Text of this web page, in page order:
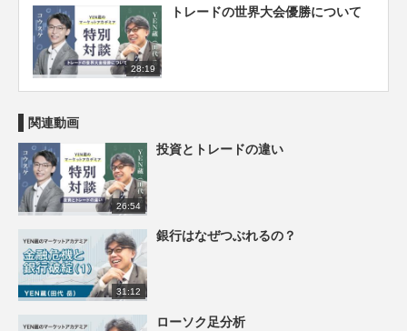
28:19
トレードの世界大会優勝について
関連動画
26:54
投資とトレードの違い
31:12
銀行はなぜつぶれるの？
ローソク足分析